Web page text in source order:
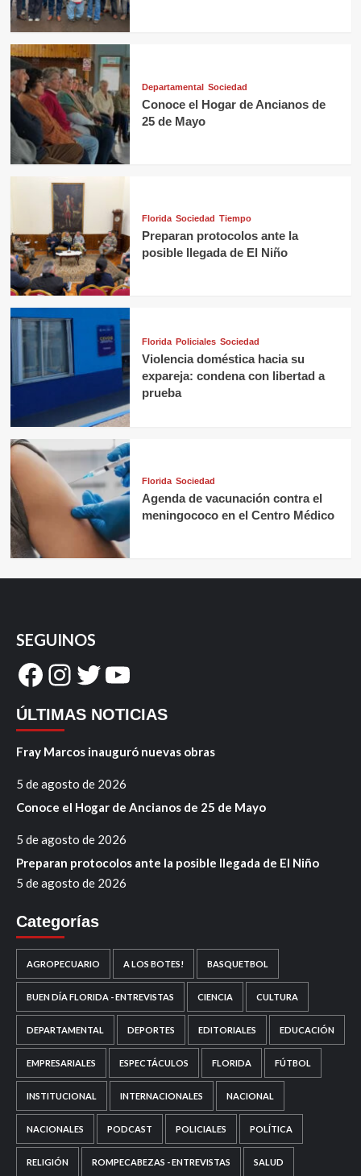
Departamental Sociedad
Conoce el Hogar de Ancianos de
25 de Mayo
Florida Sociedad Tiempo
Preparan protocolos ante la
posible llegada de El Niño
Florida Policiales Sociedad
Violencia doméstica hacia su
expareja: condena con libertad a
prueba
Florida Sociedad
Agenda de vacunación contra el
meningococo en el Centro Médico
SEGUINOS
Facebook
Instagram
Twitter
YouTube
ÚLTIMAS NOTICIAS
Fray Marcos inauguró nuevas obras
5 de agosto de 2026
Conoce el Hogar de Ancianos de 25 de Mayo
5 de agosto de 2026
Preparan protocolos ante la posible llegada de El Niño
5 de agosto de 2026
Categorías
AGROPECUARIO A LOS BOTES! BASQUETBOL
BUEN DÍA FLORIDA - ENTREVISTAS CIENCIA CULTURA
DEPARTAMENTAL DEPORTES EDITORIALES EDUCACIÓN
EMPRESARIALES ESPECTÁCULOS FLORIDA FÚTBOL
INSTITUCIONAL INTERNACIONALES NACIONAL
NACIONALES PODCAST POLICIALES POLÍTICA
RELIGIÓN ROMPECABEZAS - ENTREVISTAS SALUD